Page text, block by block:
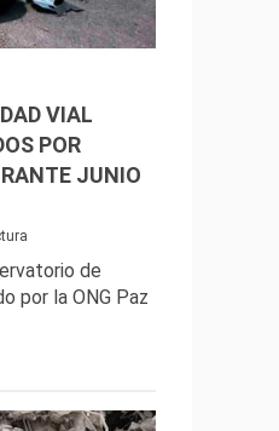
VIAL
POR
JUNIO
de
por la ONG Paz